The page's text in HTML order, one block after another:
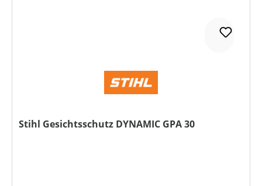
Stihl Gesichtsschutz DYNAMIC GPA 30